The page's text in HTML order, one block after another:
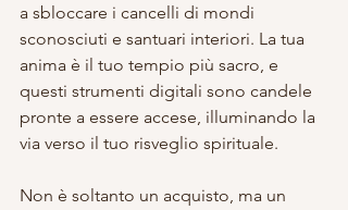
a sbloccare i cancelli di mondi
sconosciuti e santuari interiori. La tua
anima è il tuo tempio più sacro, e
questi strumenti digitali sono candele
pronte a essere accese, illuminando la
via verso il tuo risveglio spirituale.
Non è soltanto un acquisto, ma un